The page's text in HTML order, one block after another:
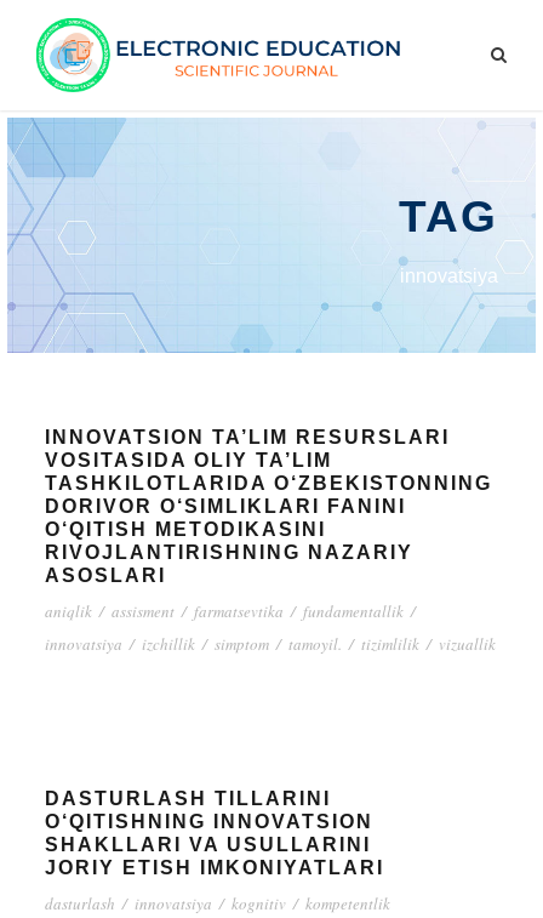
TAG
innovatsiya
INNOVATSION TA’LIM RESURSLARI
VOSITASIDA OLIY TA’LIM
TASHKILOTLARIDA O‘ZBEKISTONNING
DORIVOR O‘SIMLIKLARI FANINI
O‘QITISH METODIKASINI
RIVOJLANTIRISHNING NAZARIY
ASOSLARI
aniqlik / assisment / farmatsevtika / fundamentallik /
innovatsiya / izchillik / simptom / tamoyil. / tizimlilik / vizuallik
DASTURLASH TILLARINI
O‘QITISHNING INNOVATSION
SHAKLLARI VA USULLARINI
JORIY ETISH IMKONIYATLARI
dasturlash / innovatsiya / kognitiv / kompetentlik